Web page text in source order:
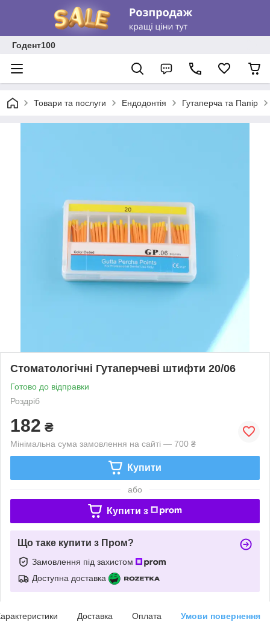
Годент100
Товари та послуги Ендодонтія Гутаперча та Папір
Стоматологічні Гутаперчеві штифти 20/06
Готово до відправки
Роздріб
182 ₴
Мінімальна сума замовлення на сайті — 700 ₴
Купити
або
Купити з
Що таке купити з Пром?
Замовлення під захистом
Доступна доставка
Доставка Оплата Умови повернення